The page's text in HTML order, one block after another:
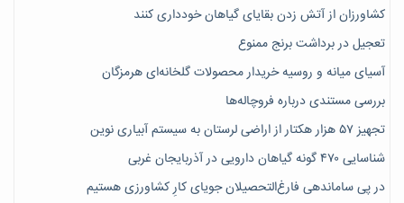
کشاورزان از آتش زدن بقایای گیاهان خودداری کنند
تعجیل در برداشت برنج ممنوع
آسیای میانه و روسیه خریدار محصولات گلخانه‌ای هرمزگان
بررسی مستندی درباره فروچاله‌ها
تجهیز ۵۷ هزار هکتار از اراضی لرستان به سیستم آبیاری نوین
شناسایی ۴۷٠ گونه گیاهان دارویی در آذربایجان غربی
در پی ساماندهی فارغ‌التحصیلان جویای کارِ کشاورزی هستیم